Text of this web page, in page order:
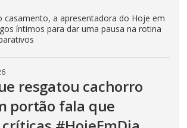
casamento, a apresentadora do Hoje em
íntimos para dar uma pausa na rotina
resgatou cachorro
portão fala que